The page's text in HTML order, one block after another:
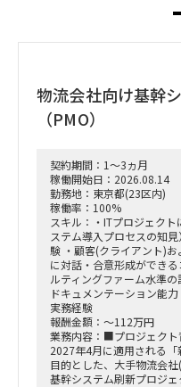
物流会社向け基幹
（PMO）
契約期間：1～3ヵ月
稼働開始日：2026.08.14
勤務地：東京都(23区内)
稼働率：100%
スキル：・ITプロジェク
ステム導入プロセスの知
験 ・顧客(クライアント)
に対話・合意形成ができ
ルティングファーム水準
ドキュメンテーション能
実務経験
報酬金額：～112万円
業務内容：■プロジェクト
2027年4月に適用される
目的とした、大手物流会
基幹システム刷新プロジ